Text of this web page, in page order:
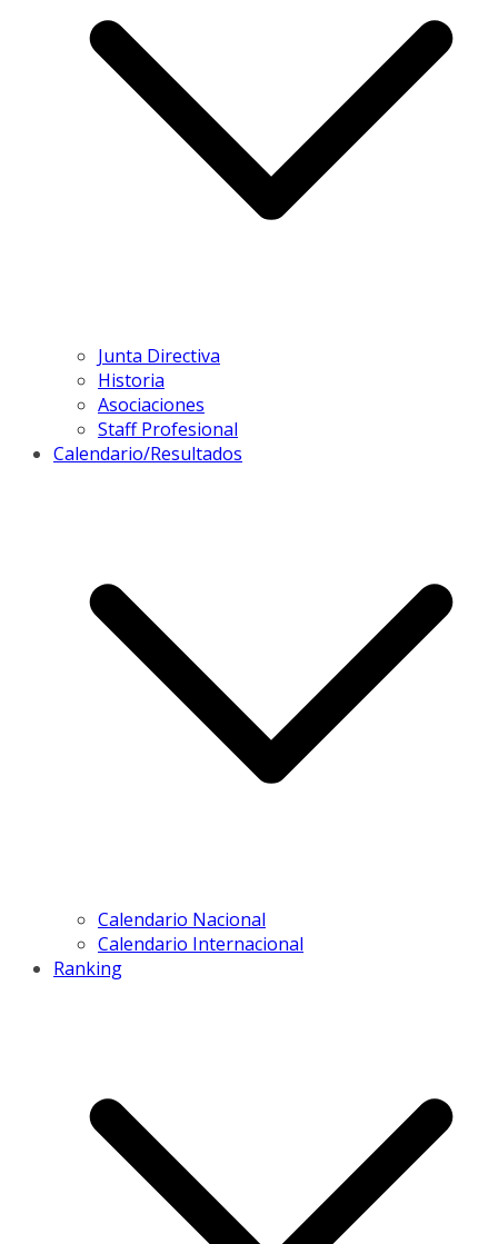
Junta Directiva
Historia
Asociaciones
Staff Profesional
Calendario/Resultados
Calendario Nacional
Calendario Internacional
Ranking